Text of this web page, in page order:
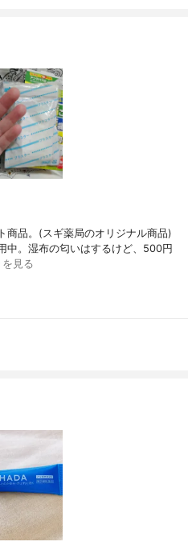
商品。(スギ薬局のオリジナル商品)
中。湿布の匂いはするけど、500円
見る